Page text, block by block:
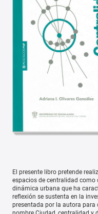
El presente libro pretende
espacios de centralidad como
dinámica urbana que ha
reflexión se sustenta en la
presentada por la autora para